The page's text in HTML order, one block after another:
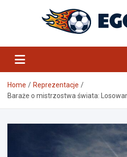
eGol.pl
Home
Reprezentacje
Baraże o mistrzostwa świata: